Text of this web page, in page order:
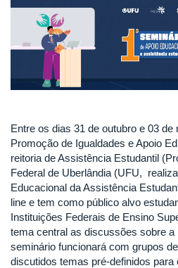
Entre os dias 31 de outubro e 03
Promoção de Igualdades e Apoio
reitoria de Assistência Estudantil
Federal de Uberlândia (UFU,
Educacional da Assistência
line e tem como público alvo
Instituições Federais de Ensino
tema central as discussões sobre a
seminário funcionará com grupos
discutidos temas pré-definidos para